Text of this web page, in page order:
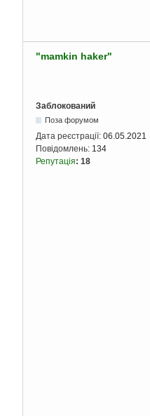
"mamkin haker"
Заблокований
Поза форумом
Дата реєстрації: 06.05.2021
Повідомлень: 134
Репутація: 18